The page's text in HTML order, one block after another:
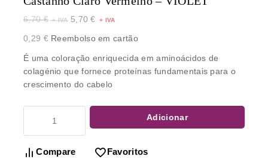
6,70€ 5,70€
0,29 €Reembolso em cartão
É uma coloração enriquecida em aminoácidos de
colagénio que fornece proteínas fundamentais para o
crescimento do cabelo
Adicionar
Compare Favoritos